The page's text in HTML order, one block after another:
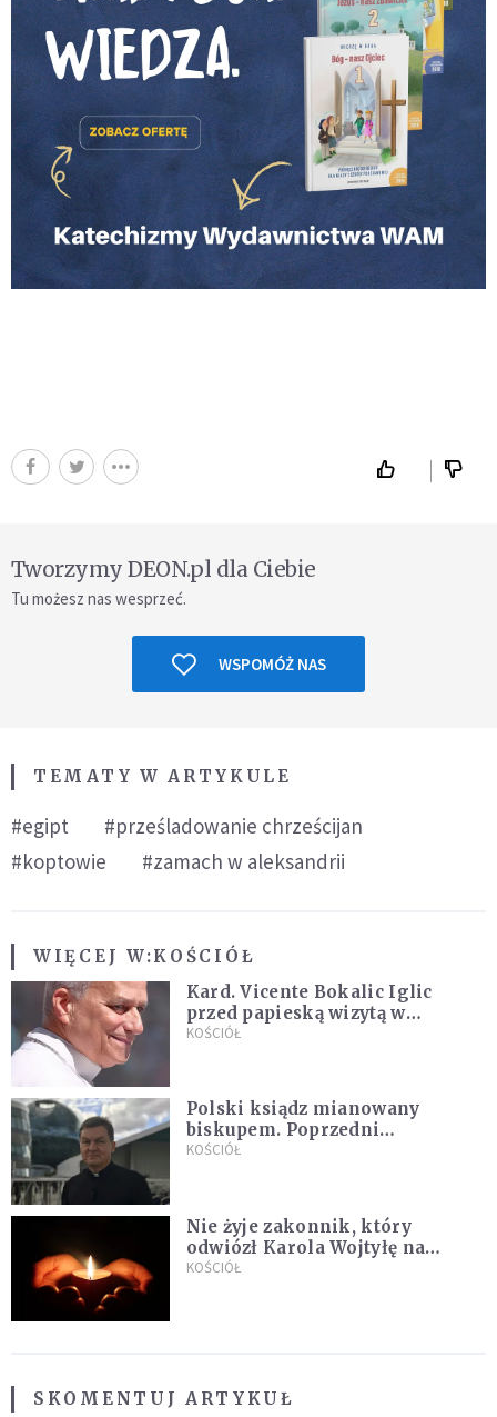
Tworzymy DEON.pl dla Ciebie
Tu możesz nas wesprzeć.
WSPOMÓŻ NAS
TEMATY W ARTYKULE
#egipt
#prześladowanie chrześcijan
#koptowie
#zamach w aleksandrii
WIĘCEJ W:KOŚCIÓŁ
Kard. Vicente Bokalic Iglic
przed papieską wizytą w
Argentynie: Nasz pokorny lud
KOŚCIÓŁ
Polski ksiądz mianowany
biskupem. Poprzedni
ordynariusz zrezygnował
KOŚCIÓŁ
Nie żyje zakonnik, który
odwiózł Karola Wojtyłę na
konklawe. Jan Paweł II nazywał
KOŚCIÓŁ
SKOMENTUJ ARTYKUŁ